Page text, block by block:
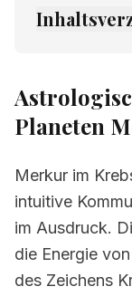
2.
Planeten
Merkur im
intuitive
im Ausdruck.
die Energie
des Zeichens